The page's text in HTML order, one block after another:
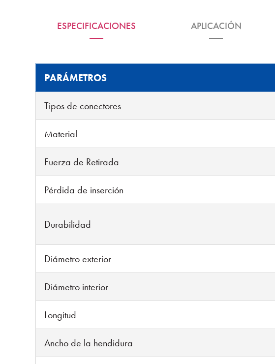
ESPECIFICACIONES APLICACIÓN
PARÁMETROS
Tipos de conectores
Material
Fuerza de Retirada
Pérdida de inserción
Durabilidad
Diámetro exterior
Diámetro interior
Longitud
Ancho de la hendidura